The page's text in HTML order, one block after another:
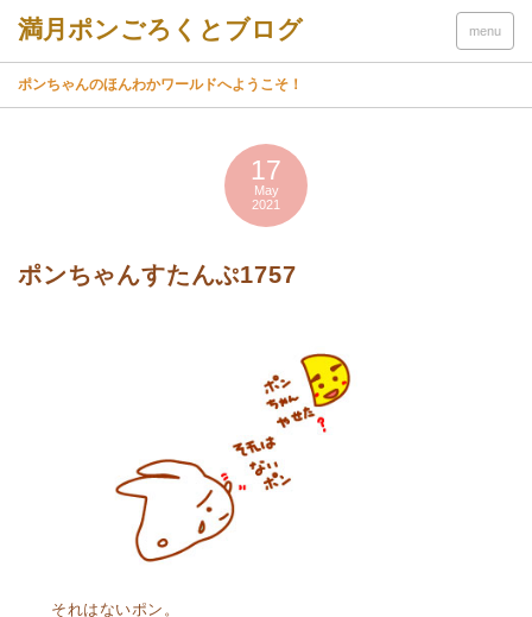
menu
ポンちゃんのほんわかワールドへようこそ！
17
May
2021
ポンちゃんすたんぷ1757
それはないポン。